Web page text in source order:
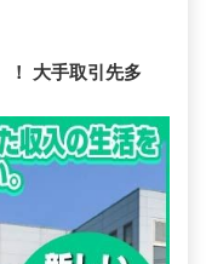
！ 大手取引先多